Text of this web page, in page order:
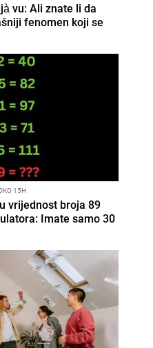
vu: Ali znate li da
fenomen koji se
15H
vrijednost broja 89
Imate samo 30